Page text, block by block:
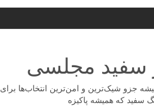
سفید مجلسی
جزو شیک‌ترین و امن‌ترین انتخاب‌ها
سفید که همیشه پاکیزه